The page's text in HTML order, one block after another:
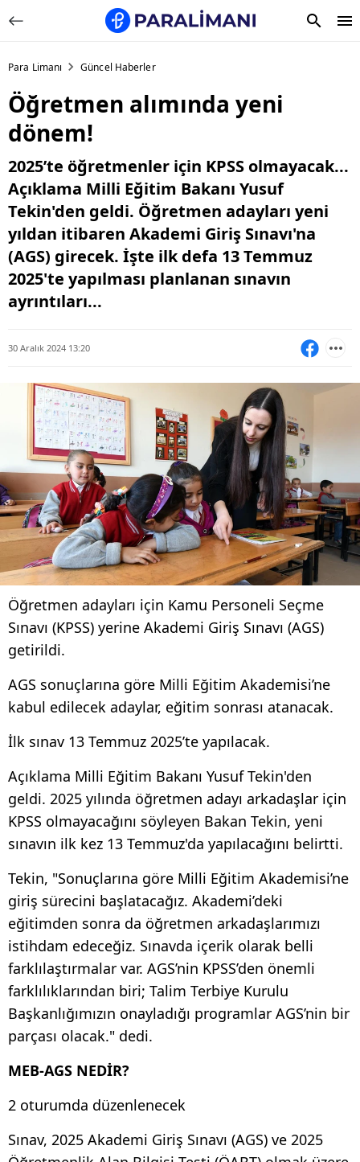
Para Limanı Güncel Haberler
Öğretmen alımında yeni
dönem!
2025’te öğretmenler için KPSS olmayacak...
Açıklama Milli Eğitim Bakanı Yusuf
Tekin'den geldi. Öğretmen adayları yeni
yıldan itibaren Akademi Giriş Sınavı'na
(AGS) girecek. İşte ilk defa 13 Temmuz
2025'te yapılması planlanan sınavın
ayrıntıları...
30 Aralık 2024 13:20
Öğretmen adayları için Kamu Personeli Seçme
Sınavı (KPSS) yerine Akademi Giriş Sınavı (AGS)
getirildi.
AGS sonuçlarına göre Milli Eğitim Akademisi’ne
kabul edilecek adaylar, eğitim sonrası atanacak.
İlk sınav 13 Temmuz 2025’te yapılacak.
Açıklama Milli Eğitim Bakanı Yusuf Tekin'den
geldi. 2025 yılında öğretmen adayı arkadaşlar için
KPSS olmayacağını söyleyen Bakan Tekin, yeni
sınavın ilk kez 13 Temmuz'da yapılacağını belirtti.
Tekin, "Sonuçlarına göre Milli Eğitim Akademisi’ne
giriş sürecini başlatacağız. Akademi’deki
eğitimden sonra da öğretmen arkadaşlarımızı
istihdam edeceğiz. Sınavda içerik olarak belli
farklılaştırmalar var. AGS’nin KPSS’den önemli
farklılıklarından biri; Talim Terbiye Kurulu
Başkanlığımızın onayladığı programlar AGS’nin bir
parçası olacak." dedi.
MEB-AGS NEDİR?
2 oturumda düzenlenecek
Sınav, 2025 Akademi Giriş Sınavı (AGS) ve 2025